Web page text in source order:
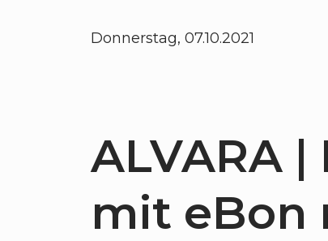
Donnerstag, 07.10.2021
ALVARA
mit eBon